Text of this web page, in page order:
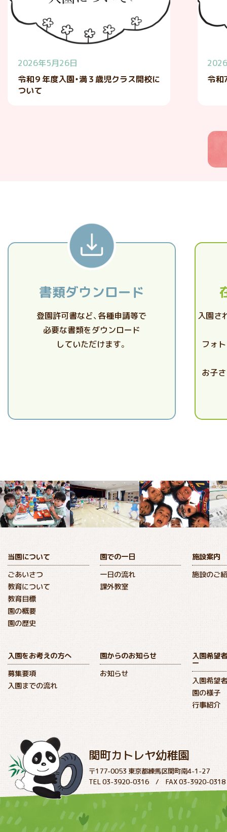
2026年5月26日
令和９年度入園・満３歳児クラス開校に
ついて
令和
書類ダウンロード
登園許可書など、各種申請等で
必要な書類をダウンロード
していただけます。
入園さ
フォ
お子
当園について
ごあいさつ
教育について
教育目標
園の概要
園の歴史
園での一日
一日の流れ
課外教室
施設案内
施設のご
入園をお考えの方へ
募集要項
入園までの流れ
園からのお知らせ
お知らせ
入園希望
ー
入園希望
園の様子
行事紹介
関町カトレヤ幼稚園
〒177-0053 東京都練馬区関町南4-1-27
TEL 03-3920-0316 / FAX 03-3920-0318